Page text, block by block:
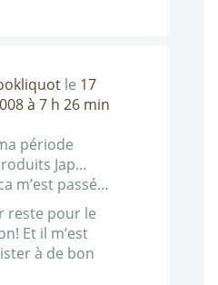
le 17
à 7 h 26 min
période
Jap…
m’est passé…
reste pour le
Et il m’est
à de bon